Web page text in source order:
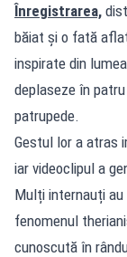
Înregistrarea,
băiat și o fată
inspirate din
deplaseze în
patrupede.
Gestul lor a atras
iar videoclipul a
Mulți internauți
fenomenul
cunoscută în